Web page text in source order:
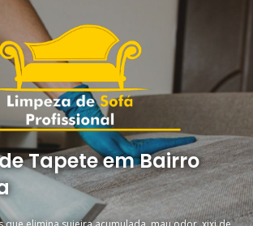
Tapete em Bairro